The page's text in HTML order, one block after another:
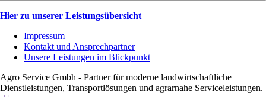
Hier zu unserer Leistungsübersicht
Impressum
Kontakt und Ansprechpartner
Unsere Leistungen im Blickpunkt
Agro Service Gmbh - Partner für moderne landwirtschaftliche
Dienstleistungen, Transportlösungen und agrarnahe Serviceleistungen.